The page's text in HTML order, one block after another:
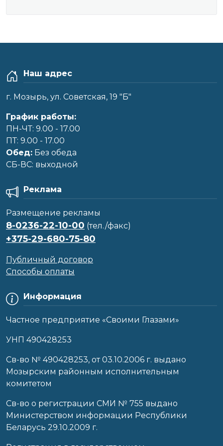
Наш адрес
г. Мозырь, ул. Советская, 19 "Б"
График работы:
ПН-ЧТ: 9.00 - 17.00
ПТ: 9.00 - 17.00
Обед: Без обеда
CБ-ВС: выходной
Информация
Частное предприятие «Своими Глазами»
УНП 490428253
Cв-во № 490428253, от 03.10.2006 г. выдано
Мозырским районным исполнительным
комитетом
Св-во о регистрации СМИ № 755 выдано
Министерством информации Республики
Беларусь 29.10.2009 г.
Реклама
Размещение рекламы
8-0236-22-10-00 (тел./факс)
+375-29-680-75-80
Публичный договор
Способы оплаты